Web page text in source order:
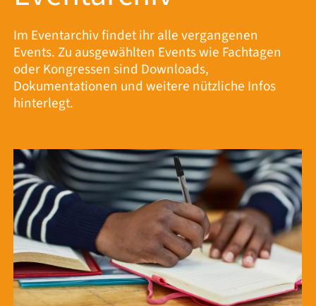
Im Eventarchiv findet ihr alle vergangenen
Events. Zu ausgewählten Events wie Fachtagen
oder Kongressen sind Downloads,
Dokumentationen und weitere nützliche Infos
hinterlegt.